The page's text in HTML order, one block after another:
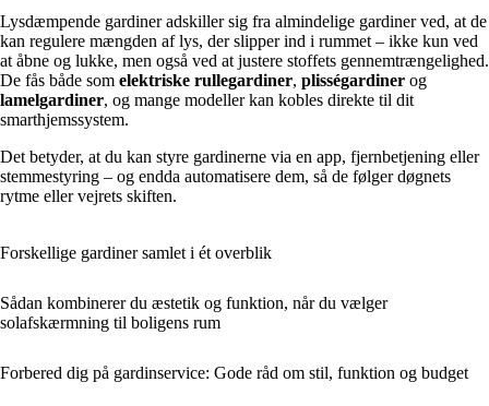
Lysdæmpende gardiner adskiller sig fra almindelige gardiner ved, at de
kan regulere mængden af lys, der slipper ind i rummet – ikke kun ved
at åbne og lukke, men også ved at justere stoffets gennemtrængelighed.
De fås både som elektriske rullegardiner, plisségardiner og
lamelgardiner, og mange modeller kan kobles direkte til dit
smarthjemssystem.
Det betyder, at du kan styre gardinerne via en app, fjernbetjening eller
stemmestyring – og endda automatisere dem, så de følger døgnets
rytme eller vejrets skiften.
Forskellige gardiner samlet i ét overblik
Sådan kombinerer du æstetik og funktion, når du vælger
solafskærmning til boligens rum
Forbered dig på gardinservice: Gode råd om stil, funktion og budget